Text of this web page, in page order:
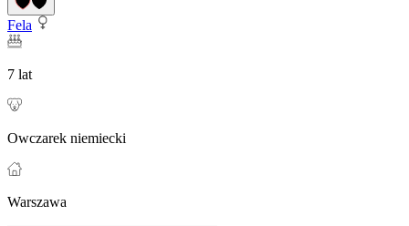
Fela
7 lat
Owczarek niemiecki
Warszawa